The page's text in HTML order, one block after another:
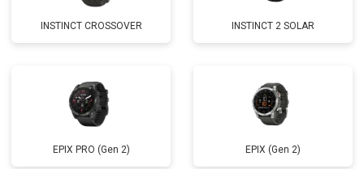
INSTINCT CROSSOVER INSTINCT 2 SOLAR
EPIX PRO (Gen 2) EPIX (Gen 2)